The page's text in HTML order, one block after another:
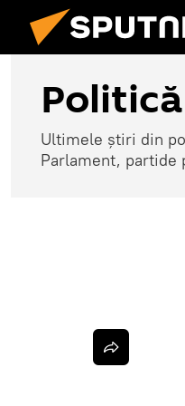
Politică
Ultimele știri din
Parlament,